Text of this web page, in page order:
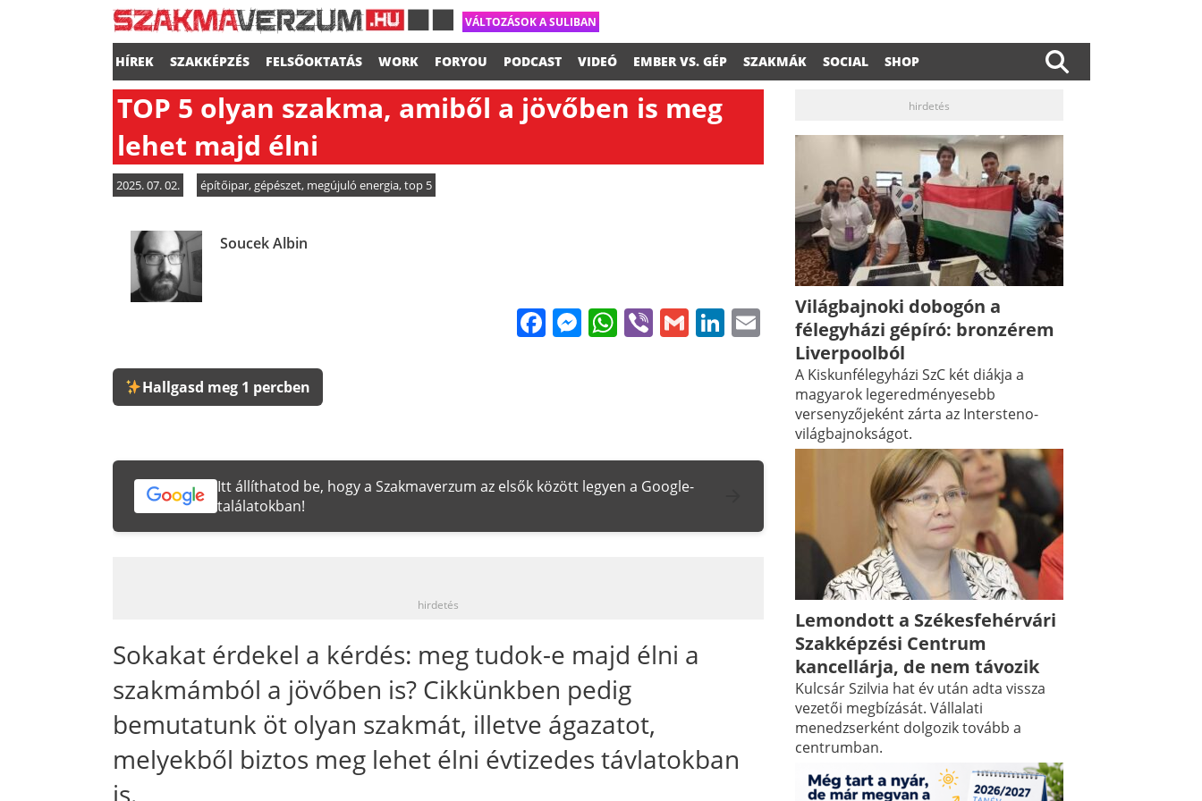
VÁLTOZÁSOK A SULIBAN
HÍREK SZAKKÉPZÉS FELSŐOKTATÁS WORK FORYOU PODCAST VIDEÓ EMBER VS. GÉP SZAKMÁK SOCIAL SHOP
TOP 5 olyan szakma, amiből a jövőben is meg
lehet majd élni
2025. 07. 02. építőipar, gépészet, megújuló energia,top 5
Soucek Albin
Facebook
Messenger
WhatsApp
ViberGmailLinkedIn
Email
Hallgasd meg 1 percben
Itt állíthatod be, hogy a Szakmaverzum az elsők között legyen a Google-
találatokban!
hirdetés
Sokakat érdekel a kérdés: meg tudok-e majd élni a
szakmámból a jövőben is? Cikkünkben pedig
bemutatunk öt olyan szakmát, illetve ágazatot,
melyekből biztos meg lehet élni évtizedes távlatokban
is.
hirdetés
Világbajnoki dobogón a
félegyházi gépíró: bronzérem
Liverpoolból
A Kiskunfélegyházi SzC két diákja a
magyarok legeredményesebb
versenyzőjeként zárta az Intersteno-
világbajnokságot.
Lemondott a Székesfehérvári
Szakképzési Centrum
kancellárja, de nem távozik
Kulcsár Szilvia hat év után adta vissza
vezetői megbízását. Vállalati
menedzserként dolgozik tovább a
centrumban.